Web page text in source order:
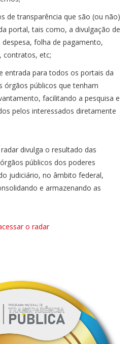
de transparência que são (ou não)
portal, tais como, a divulgação de
folha de pagamento,
contratos, etc;
entrada para todos os portais da
órgãos públicos que tenham
facilitando a pesquisa e
pelos interessados diretamente
divulga o resultado das
públicos dos poderes
judiciário, no âmbito federal,
e armazenando as
o radar